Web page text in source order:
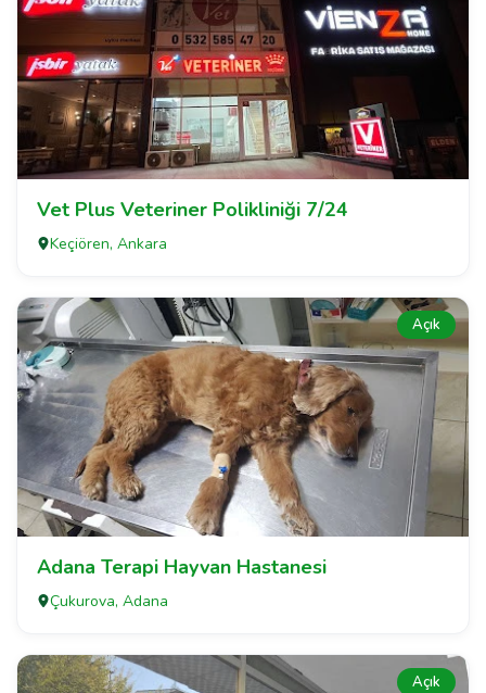
Vet Plus Veteriner Polikliniği 7/24
Keçiören, Ankara
Açık
Adana Terapi Hayvan Hastanesi
Çukurova, Adana
Açık